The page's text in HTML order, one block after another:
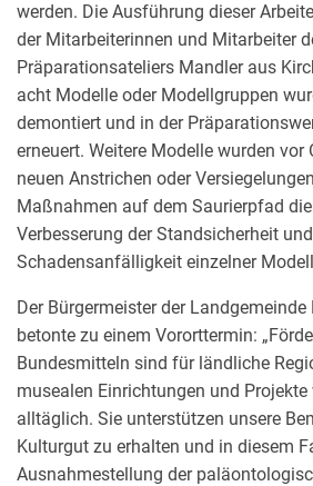
werden. Die Ausführung dieser
der Mitarbeiterinnen und Mitarbeiter
Präparationsateliers Mandler aus
acht Modelle oder Modellgruppen
demontiert und in der
erneuert. Weitere Modelle wurden
neuen Anstrichen oder
Maßnahmen auf dem Saurierpfad
Verbesserung der Standsicherheit
Schadensanfälligkeit einzelner
Der Bürgermeister der
betonte zu einem Vororttermin:
Bundesmitteln sind für ländliche
musealen Einrichtungen und
alltäglich. Sie unterstützen unsere
Kulturgut zu erhalten und in diesem
Ausnahmestellung der